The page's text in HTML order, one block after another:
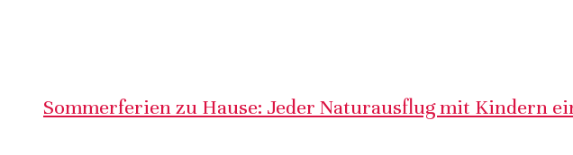
Sommerferien zu Hause: Jeder Naturausflug mit Kindern